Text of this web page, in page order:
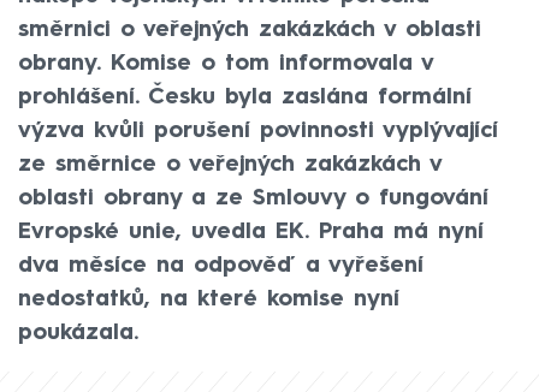
směrnici o veřejných zakázkách v oblasti
obrany. Komise o tom informovala v
prohlášení. Česku byla zaslána formální
výzva kvůli porušení povinnosti vyplývající
ze směrnice o veřejných zakázkách v
oblasti obrany a ze Smlouvy o fungování
Evropské unie, uvedla EK. Praha má nyní
dva měsíce na odpověď a vyřešení
nedostatků, na které komise nyní
poukázala.